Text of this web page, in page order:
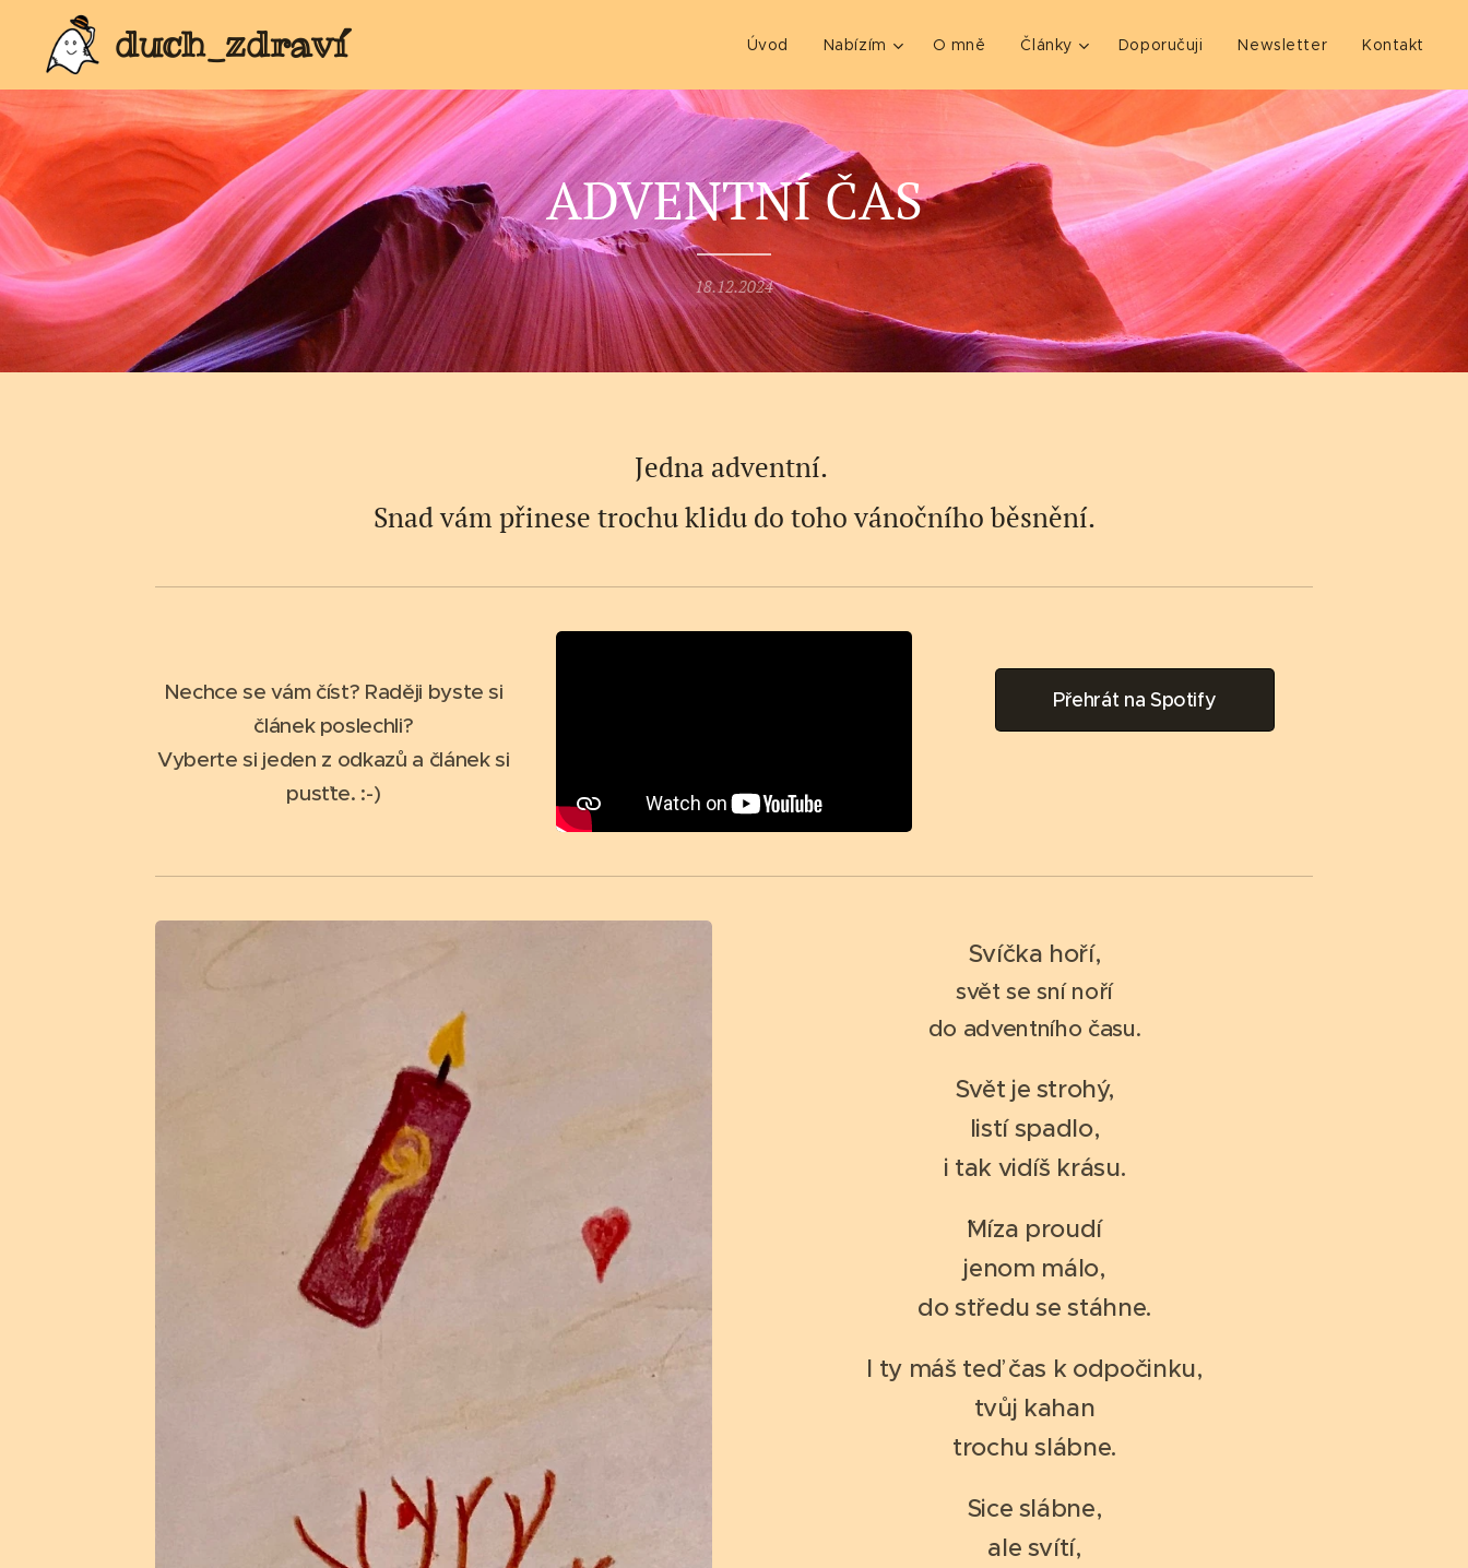
duch_zdraví Úvod Nabízím O mně Články Doporučuji Newsletter Kontakt
ADVENTNÍ ČAS
18.12.2024
Jedna adventní.
Snad vám přinese trochu klidu do toho vánočního běsnění.
Nechce se vám číst? Raději byste si
článek poslechli?
Vyberte si jeden z odkazů a článek si
pusťte. :-)
Přehrát na Spotify
Svíčka hoří,
svět se sní noří
do adventního času.
Svět je strohý,
listí spadlo,
i tak vidíš krásu.
¨Míza proudí
jenom málo,
do středu se stáhne.
I ty máš teď čas k odpočinku,
tvůj kahan
trochu slábne.
Sice slábne,
ale svítí,